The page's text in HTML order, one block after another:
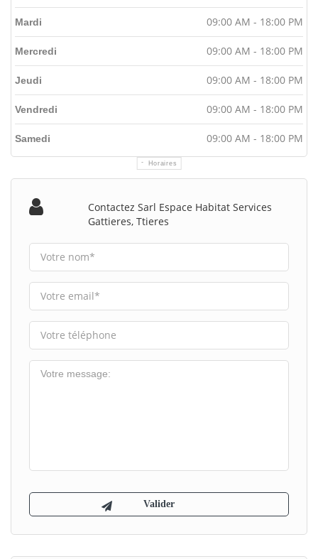
Horaires
Mardi 09:00 AM - 18:00 PM
Mercredi 09:00 AM - 18:00 PM
Jeudi 09:00 AM - 18:00 PM
Vendredi 09:00 AM - 18:00 PM
Samedi 09:00 AM - 18:00 PM
Contactez Sarl Espace Habitat Services
Gattieres, Ttieres